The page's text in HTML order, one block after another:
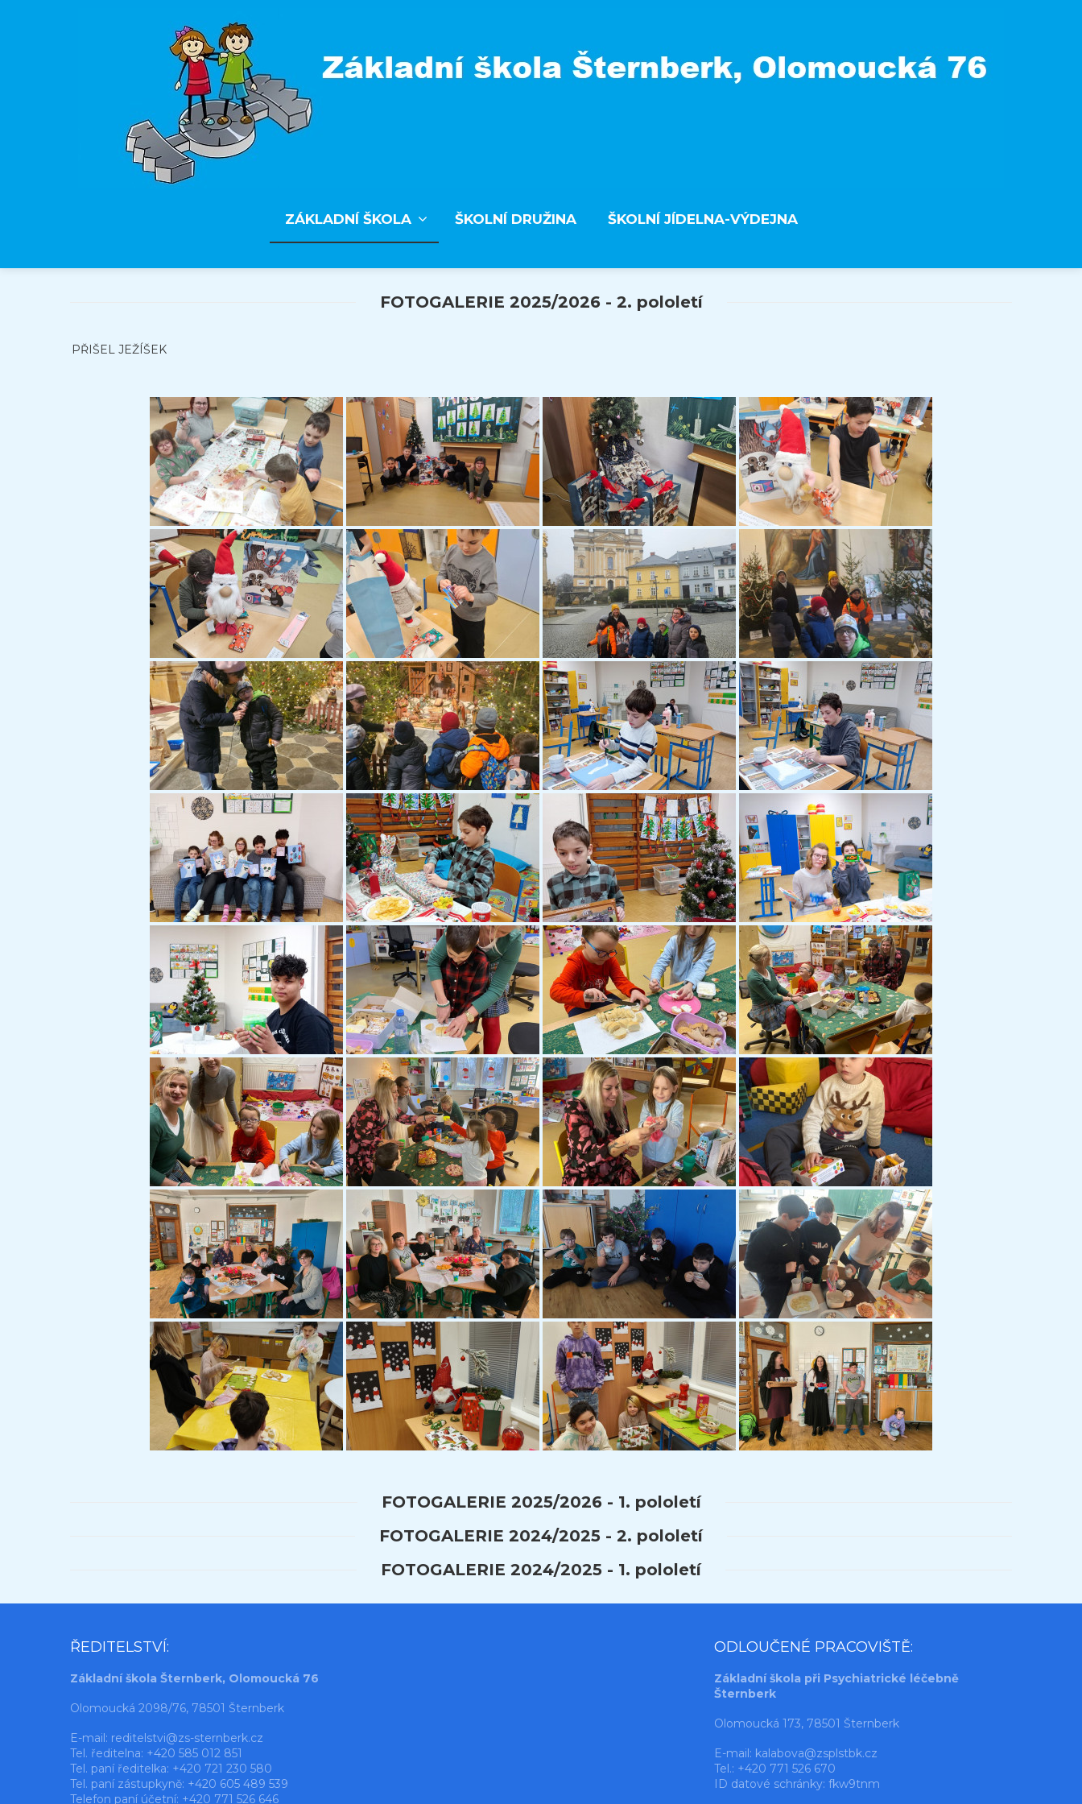
ZÁKLADNÍ ŠKOLA ŠKOLNÍ DRUŽINA ŠKOLNÍ JÍDELNA-VÝDEJNA
FOTOGALERIE 2025/2026 - 2. pololetí
PŘIŠEL JEŽÍŠEK
FOTOGALERIE 2025/2026 - 1. pololetí
FOTOGALERIE 2024/2025 - 2. pololetí
FOTOGALERIE 2024/2025 - 1. pololetí
ŘEDITELSTVÍ:
Základní škola Šternberk, Olomoucká 76
Olomoucká 2098/76, 78501 Šternberk
E-mail: reditelstvi@zs-sternberk.cz
Tel. ředitelna: +420 585 012 851
Tel. paní ředitelka: +420 721 230 580
Tel. paní zástupkyně: +420 605 489 539
Telefon paní účetní: +420 771 526 646
ODLOUČENÉ PRACOVIŠTĚ:
Základní škola při Psychiatrické léčebně
Šternberk
Olomoucká 173, 78501 Šternberk
E-mail: kalabova@zsplstbk.cz
Tel.: +420 771 526 670
ID datové schránky: fkw9tnm